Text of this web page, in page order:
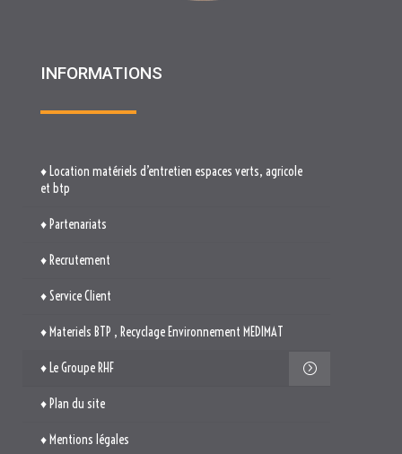
INFORMATIONS
♦ Location matériels d’entretien espaces verts, agricole
et btp
♦ Partenariats
♦ Recrutement
♦ Service Client
♦ Materiels BTP , Recyclage Environnement MEDIMAT
♦ Le Groupe RHF
♦ Plan du site
♦ Mentions légales